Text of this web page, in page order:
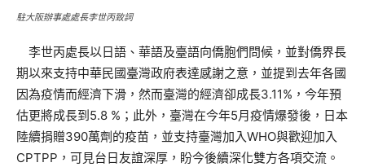
駐大阪辦事處處長李世丙致詞
李世丙處長以日語、華語及臺語向僑胞們問候，並對僑界長
期以來支持中華民國臺灣政府表達感謝之意，並提到去年各國
因為疫情而經濟下滑，然而臺灣的經濟卻成長3.11%，今年預
估更將成長到5.8 %；此外，臺灣在今年5月疫情爆發後，日本
陸續捐贈390萬劑的疫苗，並支持臺灣加入WHO與歡迎加入
CPTPP，可見台日友誼深厚，盼今後續深化雙方各項交流。